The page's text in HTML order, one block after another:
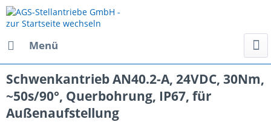
Menü
Schwenkantrieb AN40.2-A, 24VDC, 30Nm,
~50s/90°, Querbohrung, IP67, für
Außenaufstellung